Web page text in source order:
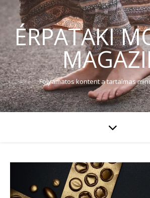
ÉRPATAKI
Folyamatos kontent a tartalmas